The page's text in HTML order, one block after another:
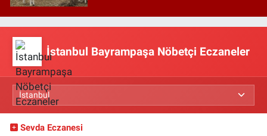
İstanbul Bayrampaşa Nöbetçi Eczaneler
Sevda Eczanesi